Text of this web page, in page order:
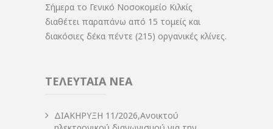
Σήμερα το Γενικό Νοσοκομείο Κιλκίς
διαθέτει παραπάνω από 15 τομείς και
διακόσιες δέκα πέντε (215) οργανικές κλίνες.
ΤΕΛΕΥΤΑΙΑ ΝΕΑ
ΔIΑΚΗΡΥΞΗ 11/2026,Ανοικτού